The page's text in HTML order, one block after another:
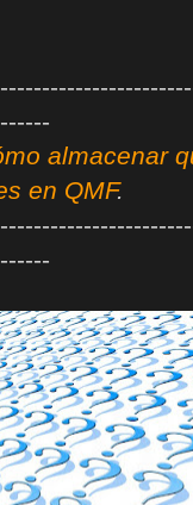
almacenar
en QMF.